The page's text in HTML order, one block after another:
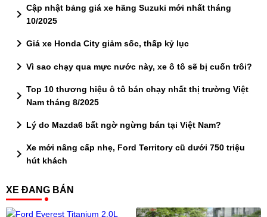
chevron_right Cập nhật bảng giá xe hãng Suzuki mới nhất tháng
10/2025
chevron_right Giá xe Honda City giảm sốc, thấp kỷ lục
chevron_right Vì sao chạy qua mực nước này, xe ô tô sẽ bị cuốn trôi?
chevron_right Top 10 thương hiệu ô tô bán chạy nhất thị trường Việt
Nam tháng 8/2025
chevron_right Lý do Mazda6 bất ngờ ngừng bán tại Việt Nam?
chevron_right Xe mới nâng cấp nhẹ, Ford Territory cũ dưới 750 triệu
hút khách
XE ĐANG BÁN